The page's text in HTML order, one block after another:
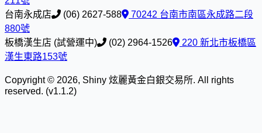
台南永成店
(06) 2627-588
70242 台南市南區永成路二段
880號
板橋漢生店 (試營運中)
(02) 2964-1526
220 新北市板橋區
漢生東路153號
Copyright © 2026, Shiny 炫麗黃金白銀交易所. All rights
reserved. (v1.1.2)